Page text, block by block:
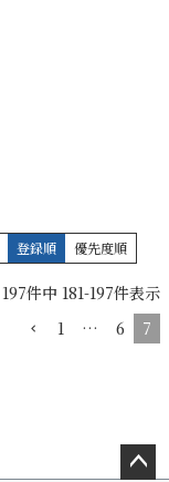
登録順 優先度順
197件中 181-197件表示
1
… 6 7